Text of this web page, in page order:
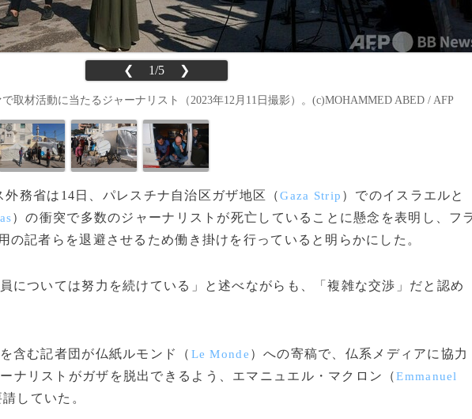
❮ 1/5 ❯
取材活動に当たるジャーナリスト（2023年12月11日撮影）。(c)MOHAMMED ABED / AFP
外務省は14日、パレスチナ自治区ガザ地区（Gaza Strip ）でのイスラエルと
）の衝突で多数のジャーナリストが死亡していることに懸念を表明し、フ
の記者らを退避させるため働き掛けを行っていると明らかにした。
については努力を続けている」と述べながらも、「複雑な交渉」だと認め
含む記者団が仏紙ルモンド（ Le Monde ）への寄稿で、仏系メディアに協力
ナリストがガザを脱出できるよう、エマニュエル・マクロン（Emmanuel
していた。